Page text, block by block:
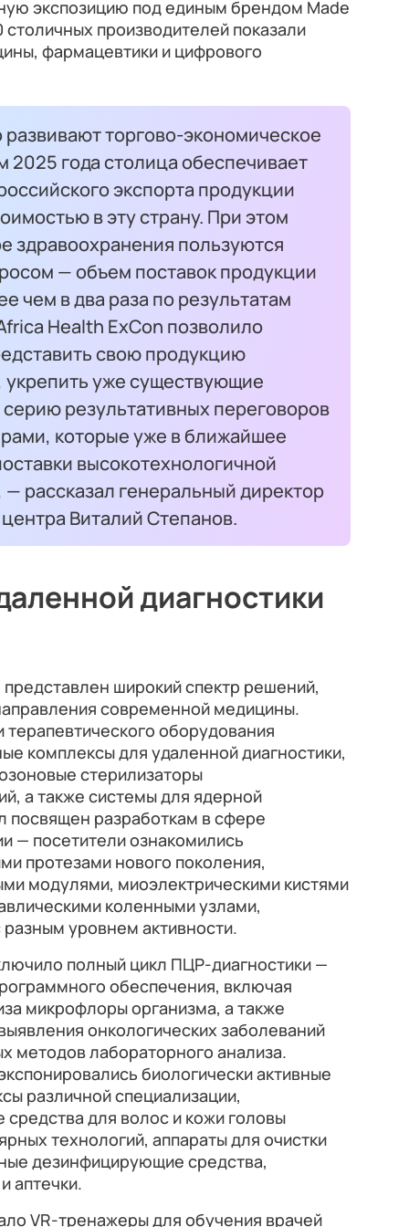
экспозицию под единым брендом Made
производителей показали
фармацевтики и цифрового
торгово-экономическое
2025 года столица обеспечивает
экспорта продукции
в эту страну. При этом
здравоохранения пользуются
— объем поставок продукции
чем в два раза по результатам
Health ExCon позволило
свою продукцию
уже существующие
результативных переговоров
которые уже в ближайшее
высокотехнологичной
рассказал генеральный директор
Виталий Степанов.
диагностики
широкий спектр решений,
современной медицины.
терапевтического оборудования
комплексы для удаленной диагностики,
стерилизаторы
а также системы для ядерной
разработкам в сфере
— посетители ознакомились
протезами нового поколения,
модулями, миоэлектрическими кистями
коленными узлами,
уровнем активности.
полный цикл ПЦР-диагностики —
обеспечения, включая
микрофлоры организма, а также
онкологических заболеваний
методов лабораторного анализа.
биологически активные
различной специализации,
для волос и кожи головы
технологий, аппараты для очистки
дезинфицирующие средства,
аптечки.
VR-тренажеры для обучения врачей